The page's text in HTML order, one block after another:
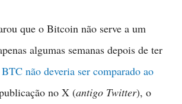
que o Bitcoin não serve a um
algumas semanas depois de ter
não deveria ser comparado ao
no X (antigo Twitter), o